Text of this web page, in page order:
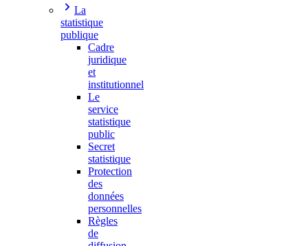
La
statistique
publique
Cadre
juridique
et
institutionnel
Le
service
statistique
public
Secret
statistique
Protection
des
données
personnelles
Règles
de